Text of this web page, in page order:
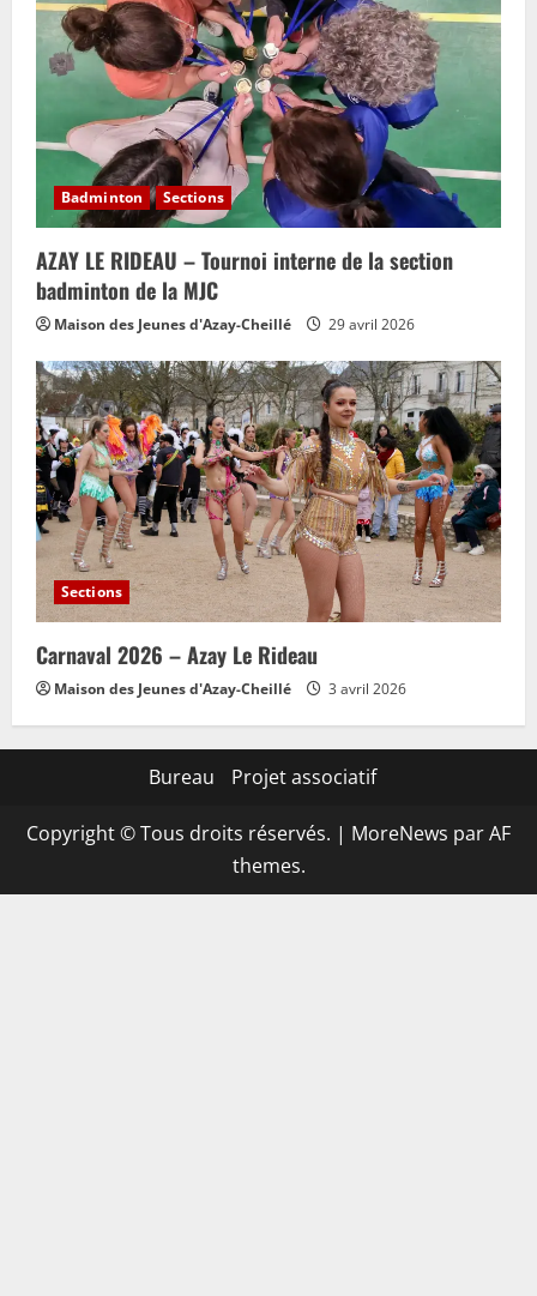
Badminton Sections
AZAY LE RIDEAU – Tournoi interne de la section
badminton de la MJC
Maison des Jeunes d'Azay-Cheillé 29 avril 2026
Sections
Carnaval 2026 – Azay Le Rideau
Maison des Jeunes d'Azay-Cheillé 3 avril 2026
Bureau Projet associatif
Copyright © Tous droits réservés. | MoreNews par AF
themes.